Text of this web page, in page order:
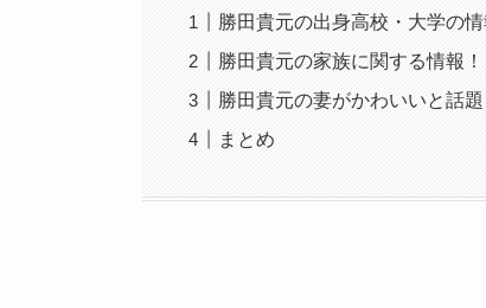
勝田貴元の出身高校・大学の情
勝田貴元の家族に関する情報！
勝田貴元の妻がかわいいと話題
まとめ